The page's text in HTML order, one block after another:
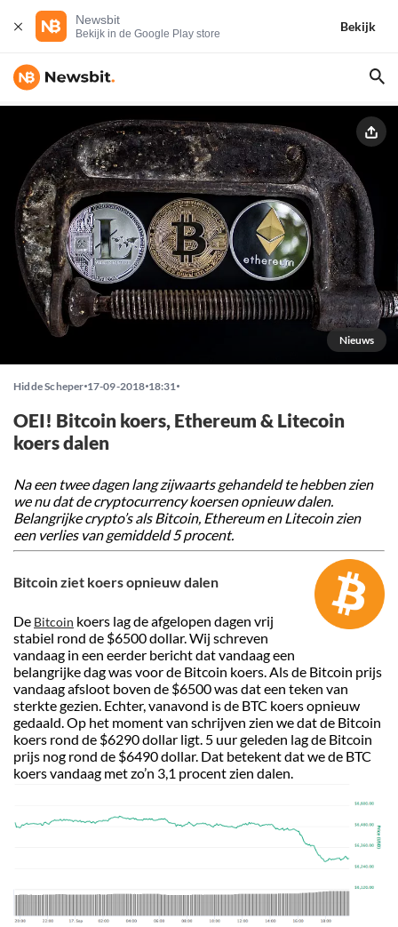
Newsbit
Bekijk in de Google Play store
Bekijk
Nieuws
Hidde Scheper 17-09-2018 18:31
OEI! Bitcoin koers, Ethereum & Litecoin
koers dalen
Na een twee dagen lang zijwaarts gehandeld te hebben zien
we nu dat de cryptocurrency koersen opnieuw dalen.
Belangrijke crypto’s als Bitcoin, Ethereum en Litecoin zien
een verlies van gemiddeld 5 procent.
Bitcoin ziet koers opnieuw dalen
De Bitcoin koers lag de afgelopen dagen vrij
stabiel rond de $6500 dollar. Wij schreven
vandaag in een eerder bericht dat vandaag een
belangrijke dag was voor de Bitcoin koers. Als de Bitcoin prijs
vandaag afsloot boven de $6500 was dat een teken van
sterkte gezien. Echter, vanavond is de BTC koers opnieuw
gedaald. Op het moment van schrijven zien we dat de Bitcoin
koers rond de $6290 dollar ligt. 5 uur geleden lag de Bitcoin
prijs nog rond de $6490 dollar. Dat betekent dat we de BTC
koers vandaag met zo’n 3,1 procent zien dalen.